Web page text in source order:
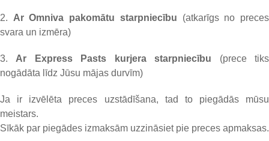
2. Ar Omniva pakomātu starpniecību
(atkarīgs no preces
svara un izmēra)
3. Ar Express Pasts kurjera starpniecību
(prece tiks
nogādāta līdz Jūsu mājas durvīm)
Ja ir izvēlēta preces uzstādīšana, tad to piegādās mūsu
meistars.
Sīkāk par piegādes izmaksām uzzināsiet pie preces apmaksas.